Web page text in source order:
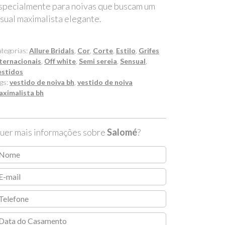
para noivas que buscam um
maximalista elegante.
Allure Bridals Cor Corte Estilo Grifes
Off white Semi sereia Sensual
vestido de noiva bh vestido de noiva
bh
mais informações sobreSalomé?